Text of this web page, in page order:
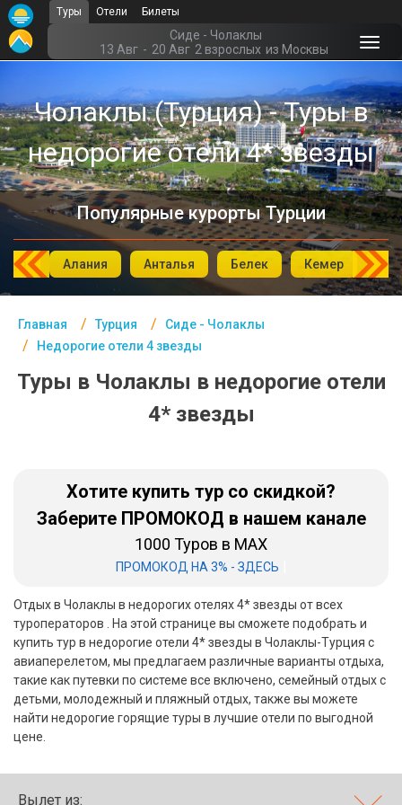
Туры Отели Билеты
Сиде - Чолаклы
13 Авг - 20 Авг 2 взрослых из Москвы
Чолаклы (Турция) - Туры в
недорогие отели 4* звезды
Популярные курорты Турции
Алания Анталья Белек Кемер
Главная Турция
Сиде - Чолаклы
Недорогие отели 4 звезды
Туры в Чолаклы в недорогие отели
4* звезды
Хотите купить тур со скидкой?
Заберите ПРОМОКОД в нашем канале
1000 Туров в MAX
ПРОМОКОД НА 3% - ЗДЕСЬ
Отдых в Чолаклы в недорогих отелях 4* звезды от всех
туроператоров . На этой странице вы сможете подобрать и
купить тур в недорогие отели 4* звезды в Чолаклы-Турция с
авиаперелетом, мы предлагаем различные варианты отдыха,
такие как путевки по системе все включено, семейный отдых с
детьми, молодежный и пляжный отдых, также вы можете
найти недорогие горящие туры в лучшие отели по выгодной
цене.
Вылет из:
Главная
Офис г. Москва
Помощь
Подборки отелей
Турция
Таиланд
Египет
Хайнань
Занзибар
Абхазия
Большой Сочи
Кав Мин Воды
VIP отели 5 звезд